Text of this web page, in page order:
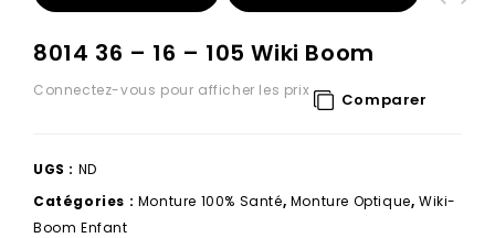
8014 36 – 16 – 105 Wiki Boom
Connectez-vous pour afficher les prix Comparer
UGS : ND
Catégories : Monture 100% Santé, Monture Optique,Wiki-
Boom Enfant